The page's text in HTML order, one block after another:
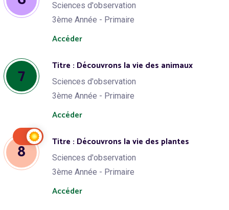
Sciences d'observation
3ème Année - Primaire
Accéder
7 Titre : Découvrons la vie des animaux
Sciences d'observation
3ème Année - Primaire
Accéder
8 Titre : Découvrons la vie des plantes
Sciences d'observation
3ème Année - Primaire
Accéder